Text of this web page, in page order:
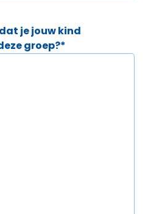
je jouw kind
groep?*